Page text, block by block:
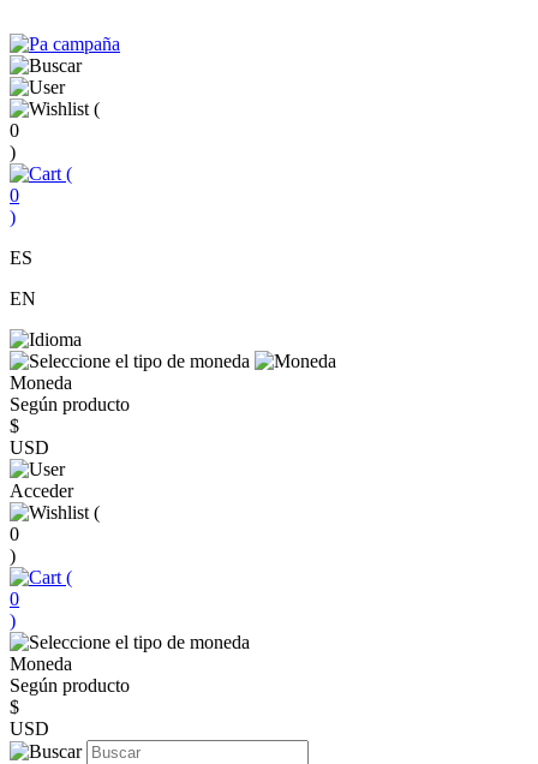
(
0
)
(
0
)
ES
EN
Moneda
Según producto
$
USD
Acceder
(
0
)
(
0
)
Moneda
Según producto
$
USD